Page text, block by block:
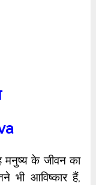
मनुष्य के जीवन का
भी आविष्कार हैं,